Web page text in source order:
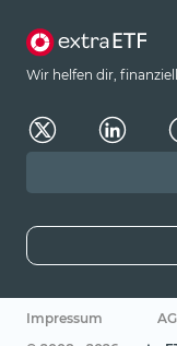
Wir helfen dir,
Impressum